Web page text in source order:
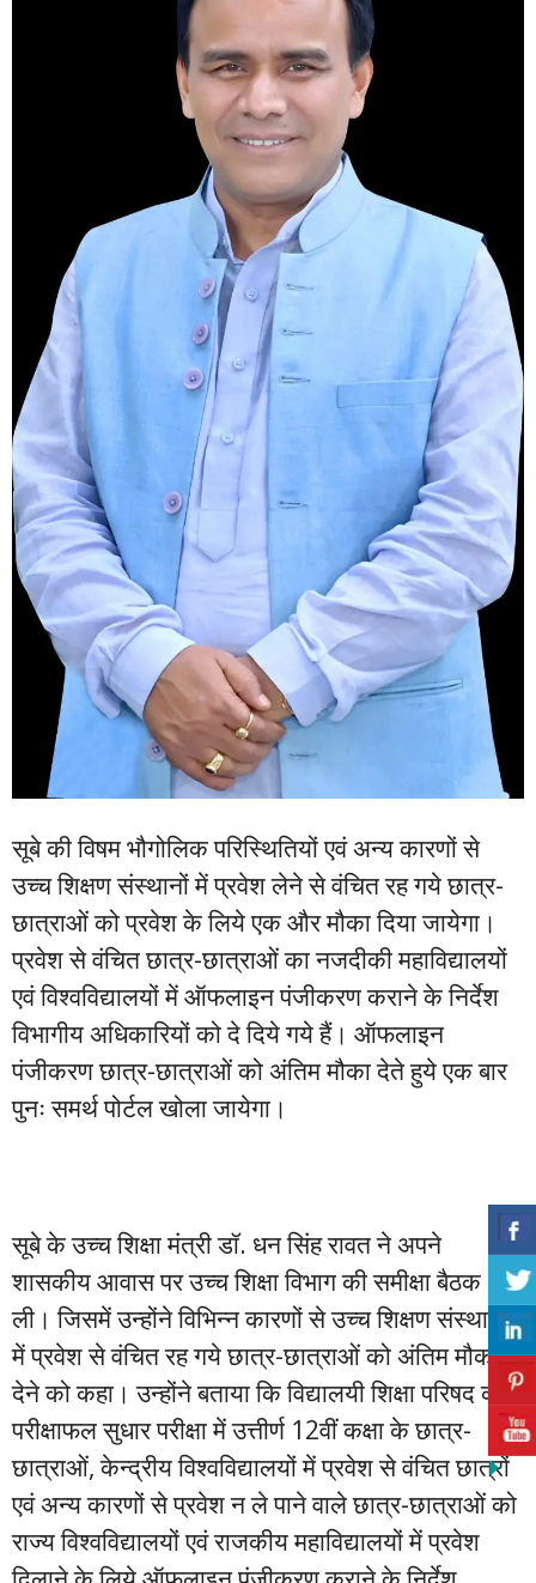
सूबे की विषम भौगोलिक परिस्थितियों एवं अन्य कारणों से
उच्च शिक्षण संस्थानों में प्रवेश लेने से वंचित रह गये छात्र-
छात्राओं को प्रवेश के लिये एक और मौका दिया जायेगा।
प्रवेश से वंचित छात्र-छात्राओं का नजदीकी महाविद्यालयों
एवं विश्वविद्यालयों में ऑफलाइन पंजीकरण कराने के निर्देश
विभागीय अधिकारियों को दे दिये गये हैं। ऑफलाइन
पंजीकरण छात्र-छात्राओं को अंतिम मौका देते हुये एक बार
पुनः समर्थ पोर्टल खोला जायेगा।
सूबे के उच्च शिक्षा मंत्री डॉ. धन सिंह रावत ने अपने
शासकीय आवास पर उच्च शिक्षा विभाग की समीक्षा बैठक
ली। जिसमें उन्होंने विभिन्न कारणों से उच्च शिक्षण संस्थानों
में प्रवेश से वंचित रह गये छात्र-छात्राओं को अंतिम मौका
देने को कहा। उन्होंने बताया कि विद्यालयी शिक्षा परिषद की
परीक्षाफल सुधार परीक्षा में उत्तीर्ण 12वीं कक्षा के छात्र-
छात्राओं, केन्द्रीय विश्वविद्यालयों में प्रवेश से वंचित छात्रों
एवं अन्य कारणों से प्रवेश न ले पाने वाले छात्र-छात्राओं को
राज्य विश्वविद्यालयों एवं राजकीय महाविद्यालयों में प्रवेश